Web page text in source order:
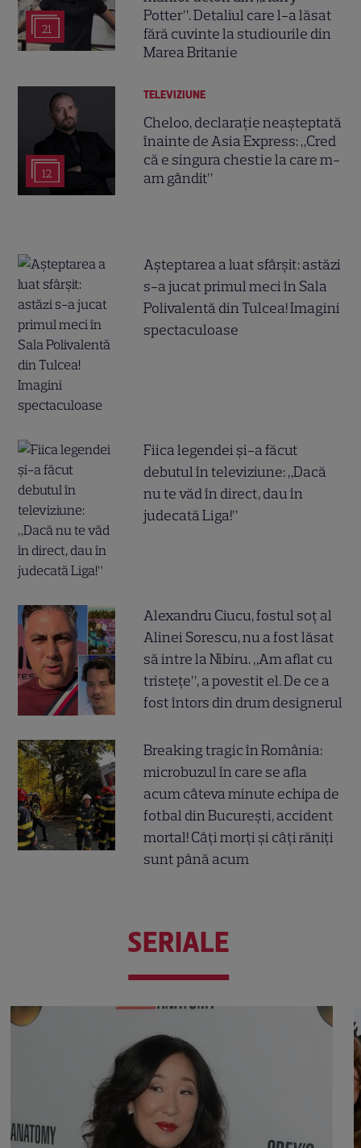
21
Potter”. Detaliul care l-a lăsat
fără cuvinte la studiourile din
Marea Britanie
12
TELEVIZIUNE
Cheloo, declarație neașteptată
înainte de Asia Express: „Cred
că e singura chestie la care m-
am gândit”
Așteptarea a luat sfârșit: astăzi
s-a jucat primul meci în Sala
Polivalentă din Tulcea! Imagini
spectaculoase
Fiica legendei și-a făcut
debutul în televiziune: „Dacă
nu te văd în direct, dau în
judecată Liga!”
Alexandru Ciucu, fostul soț al
Alinei Sorescu, nu a fost lăsat
să intre la Nibiru. „Am aflat cu
tristețe”, a povestit el. De ce a
fost întors din drum designerul
Breaking tragic în România:
microbuzul în care se afla
acum câteva minute echipa de
fotbal din București, accident
mortal! Câți morți și câți răniți
sunt până acum
SERIALE